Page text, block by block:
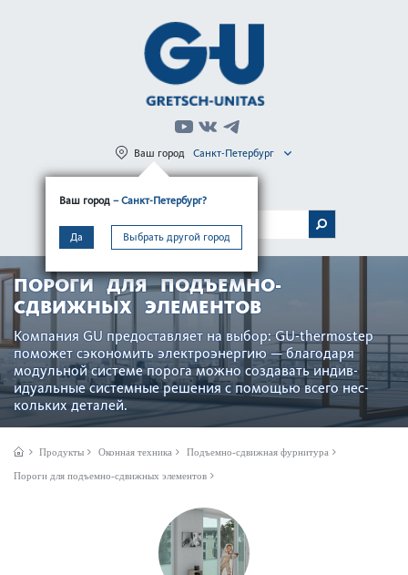
Ваш город – Санкт-Петербург?
Да Выбрать другой город
Ваш город Санкт-Петербург
МЕНЮ
ПОРОГИ ДЛЯ ПОДЪЕМНО-
СДВИЖНЫХ ЭЛЕМЕНТОВ
Компания GU предос­тавляет на выбор: GU-thermostep
поможет сэкономить электроэнергию — благодаря
модульной сис­теме порога можно созд­авать индив­
идуальные сис­темные решения с помощью всего нес­
кольких дет­алей.
Продукты Оконная техника Подъемно-сдвижная фурнитура
Пороги для подъемно-сдвижных элементов